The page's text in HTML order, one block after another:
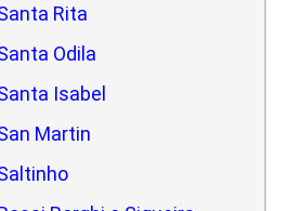
Rita
Odila
Isabel
Martin